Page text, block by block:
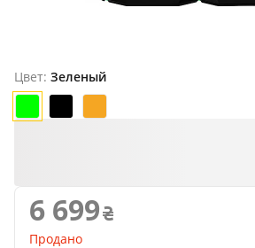
Цвет: Зеленый
6 699
Продано